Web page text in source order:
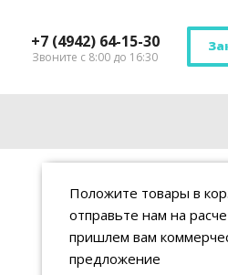
+7 (4942) 64-15-30
Звоните с 8:00 до 16:30
Положите товары в
отправьте нам на
пришлем вам
предложение